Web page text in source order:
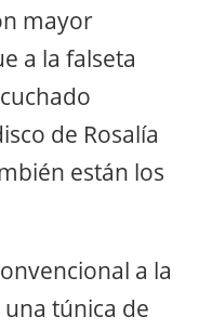
mayor
a la falseta
de Rosalía
están los
a la
túnica de